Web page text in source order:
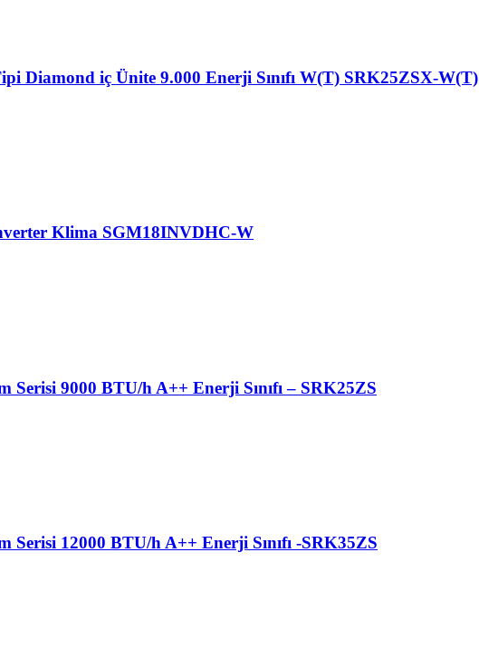
Diamond iç Ünite 9.000 Enerji Sınıfı W(T) SRK25ZSX-W(T)
Klima SGM18INVDHC-W
9000 BTU/h A++ Enerji Sınıfı – SRK25ZS
12000 BTU/h A++ Enerji Sınıfı -SRK35ZS